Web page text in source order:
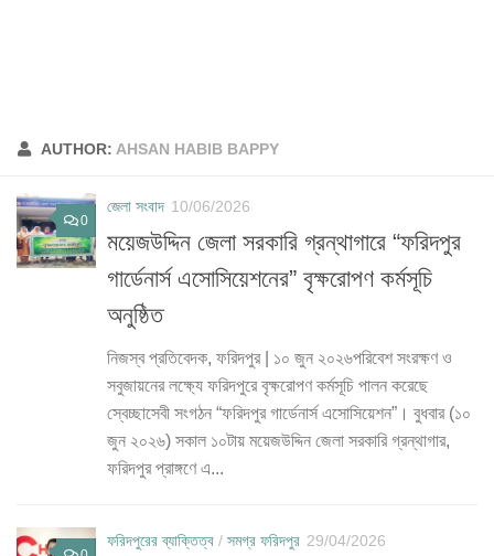
AUTHOR: AHSAN HABIB BAPPY
0
জেলা সংবাদ 10/06/2026
ময়েজউদ্দিন জেলা সরকারি গ্রন্থাগারে “ফরিদপুর
গার্ডেনার্স এসোসিয়েশনের” বৃক্ষরোপণ কর্মসূচি
অনুষ্ঠিত
নিজস্ব প্রতিবেদক, ফরিদপুর | ১০ জুন ২০২৬পরিবেশ সংরক্ষণ ও
সবুজায়নের লক্ষ্যে ফরিদপুরে বৃক্ষরোপণ কর্মসূচি পালন করেছে
স্বেচ্ছাসেবী সংগঠন “ফরিদপুর গার্ডেনার্স এসোসিয়েশন”। বুধবার (১০
জুন ২০২৬) সকাল ১০টায় ময়েজউদ্দিন জেলা সরকারি গ্রন্থাগার,
ফরিদপুর প্রাঙ্গণে এ...
ফরিদপুরের ব্যাক্তিত্ব / সমগ্র ফরিদপুর 29/04/2026